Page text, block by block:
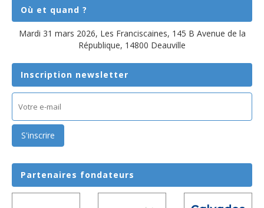
Où et quand ?
Mardi 31 mars 2026, Les Franciscaines, 145 B Avenue de la
République, 14800 Deauville
Inscription newsletter
Partenaires fondateurs